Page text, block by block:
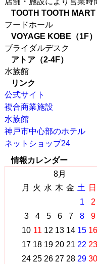
TOOTH TOOTH
フードホール
VOYAGE KOBE（1F）
ブライダルデスク
アトア（2-4F）
水族館
リンク
公式サイト
複合商業施設
水族館
神戸市中心部のホテル
ネットショップ24
情報カレンダー
8月
月
火 水 木 金 土
日
1
2
3
4 5 6 7 8
9
10 11 12 13 14 15 16
17 18 19 20 21 22 23
24 25 26 27 28 29 30